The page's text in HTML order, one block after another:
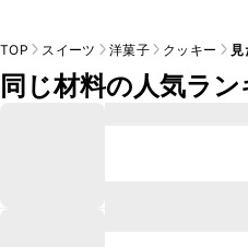
TOP スイーツ 洋菓子 クッキー
同じ材料の人気ラ